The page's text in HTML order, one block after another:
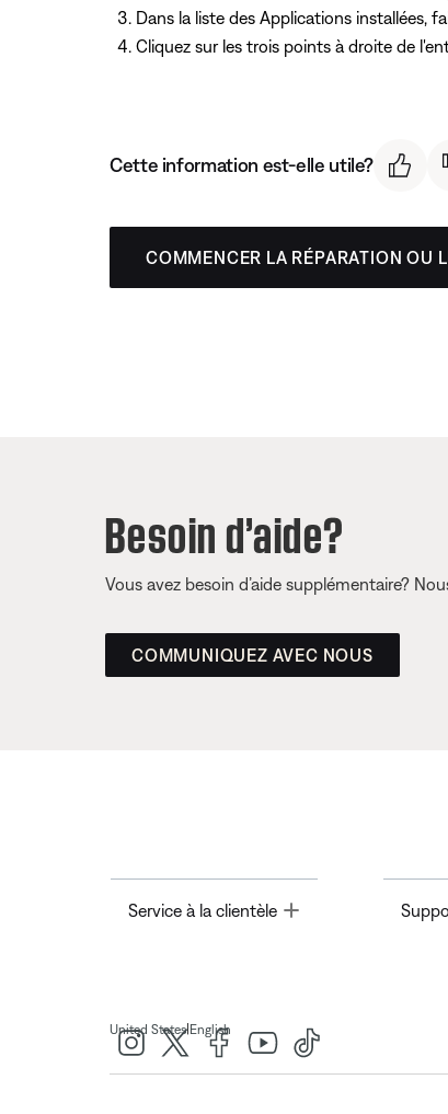
Dans la liste des Applications installées,
Cliquez sur les trois points à droite de
Cette information est-elle utile?
COMMENCER LA RÉPARATION OU
Besoin d’aide?
Vous avez besoin d’aide supplémentaire?
COMMUNIQUEZ AVEC NOUS
Service à la clientèle Toggle
United States| English